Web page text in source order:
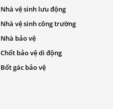
Nhà vệ sinh lưu động
Nhà vệ sinh công trường
Nhà bảo vệ
Chốt bảo vệ di động
Bốt gác bảo vệ